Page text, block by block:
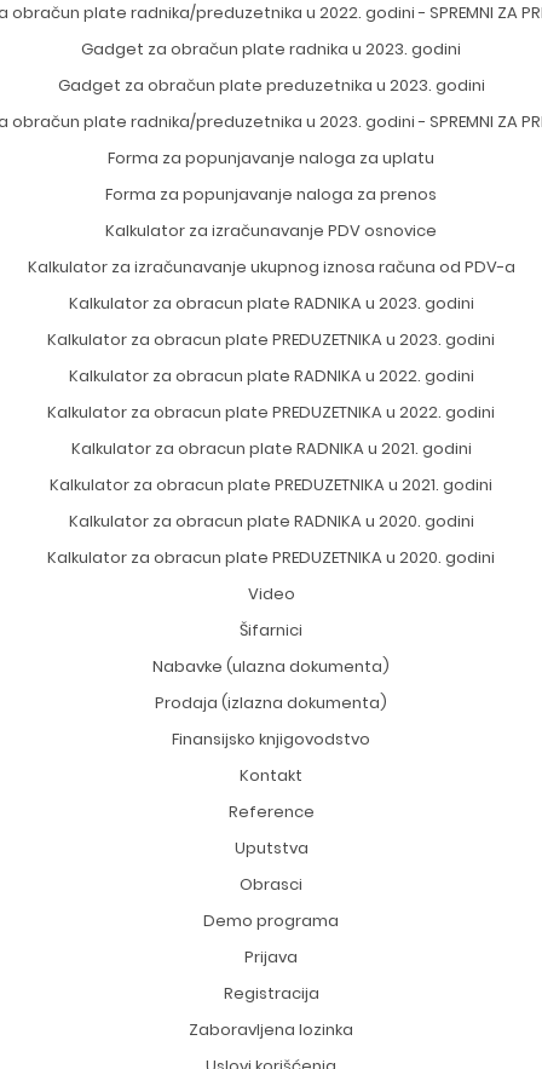
plate radnika/preduzetnika u 2022. godini - SPREMNI ZA
Gadget za obračun plate radnika u 2023. godini
Gadget za obračun plate preduzetnika u 2023. godini
plate radnika/preduzetnika u 2023. godini - SPREMNI ZA
Forma za popunjavanje naloga za uplatu
Forma za popunjavanje naloga za prenos
Kalkulator za izračunavanje PDV osnovice
Kalkulator za izračunavanje ukupnog iznosa računa od PDV-a
Kalkulator za obracun plate RADNIKA u 2023. godini
Kalkulator za obracun plate PREDUZETNIKA u 2023. godini
Kalkulator za obracun plate RADNIKA u 2022. godini
Kalkulator za obracun plate PREDUZETNIKA u 2022. godini
Kalkulator za obracun plate RADNIKA u 2021. godini
Kalkulator za obracun plate PREDUZETNIKA u 2021. godini
Kalkulator za obracun plate RADNIKA u 2020. godini
Kalkulator za obracun plate PREDUZETNIKA u 2020. godini
Video
Šifarnici
Nabavke (ulazna dokumenta)
Prodaja (izlazna dokumenta)
Finansijsko knjigovodstvo
Kontakt
Reference
Uputstva
Obrasci
Demo programa
Prijava
Registracija
Zaboravljena lozinka